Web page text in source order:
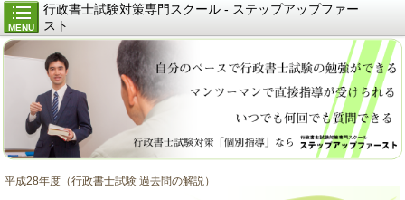
MENU
行政書士試験対策専門スクール - ステップアップファー
スト
平成28年度（行政書士試験 過去問の解説）